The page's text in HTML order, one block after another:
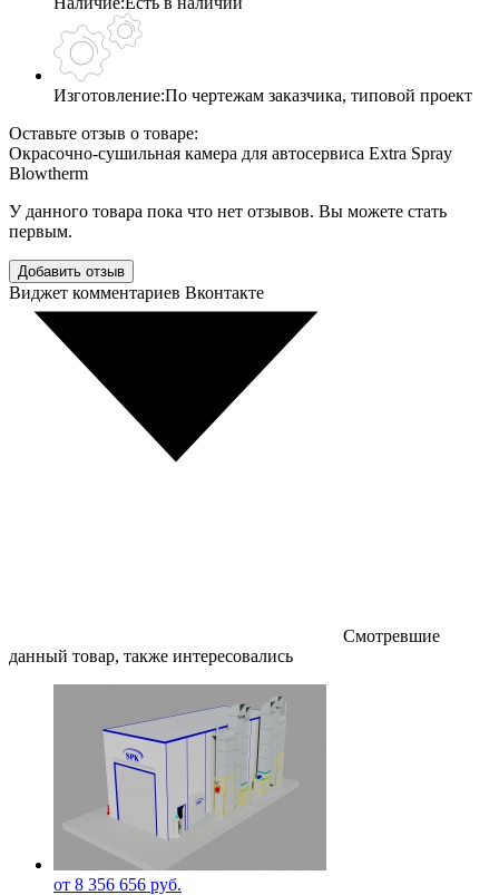
Изготовление:По чертежам заказчика, типовой проект
Оставьте отзыв о товаре:
Окрасочно-сушильная камера для автосервиса Extra Spray
Blowtherm
У данного товара пока что нет отзывов. Вы можете стать
первым.
Добавить отзыв
Виджет комментариев Вконтакте
Смотревшие
данный товар, также интересовались
от 8 356 656 руб.